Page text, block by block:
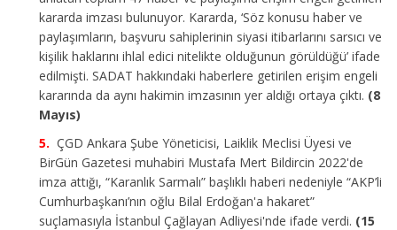
kararda imzası bulunuyor. Kararda, ‘Söz konusu haber ve
paylaşımların, başvuru sahiplerinin siyasi itibarlarını sarsıcı ve
kişilik haklarını ihlal edici nitelikte olduğunun görüldüğü’ ifade
edilmişti. SADAT hakkındaki haberlere getirilen erişim engeli
kararında da aynı hakimin imzasının yer aldığı ortaya çıktı. (8
Mayıs)
ÇGD Ankara Şube Yöneticisi, Laiklik Meclisi Üyesi ve
BirGün Gazetesi muhabiri Mustafa Mert Bildircin 2022'de
imza attığı, “Karanlık Sarmalı” başlıklı haberi nedeniyle “AKP’li
Cumhurbaşkanı’nın oğlu Bilal Erdoğan'a hakaret”
suçlamasıyla İstanbul Çağlayan Adliyesi'nde ifade verdi. (15